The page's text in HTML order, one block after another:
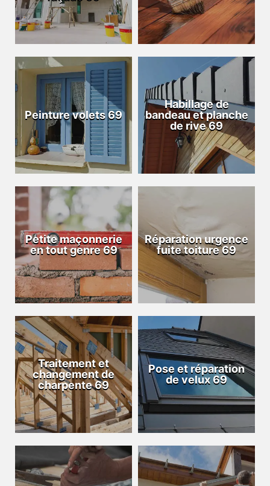
Peinture volets 69
Habillage de
bandeau et planche
de rive 69
Petite maçonnerie
en tout genre 69
Réparation urgence
fuite toiture 69
Traitement et
changement de
charpente 69
Pose et réparation
de velux 69